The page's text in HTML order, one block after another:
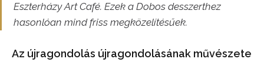
Eszterházy Art Café. Ezek a Dobos desszerthez
hasonlóan mind friss megközelítésűek.
Az újragondolás újragondolásának művészete